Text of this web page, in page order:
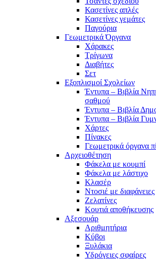
Κασετίνες απλές
Κασετίνες γεμάτες
Παγούρια
Γεωμετρικά Όργανα
Χάρακες
Τρίγωνα
Διαβήτες
Σετ
Εξοπλισμοί Σχολείων
Έντυπα – Βιβλία
σαθμού
Έντυπα – Βιβλία
Έντυπα – Βιβλία
Χάρτες
Πίνακες
Γεωμετρικά όργανα
Αρχειοθέτηση
Φάκελα με κουμπί
Φάκελα με λάστιχο
Κλασέρ
Ντοσιέ με διαφάνειες
Ζελατίνες
Κουτιά αποθήκευσης
Αξεσουάρ
Αριθμητήρια
Κύβοι
Ξυλάκια
Υδρόγειες σφαίρες